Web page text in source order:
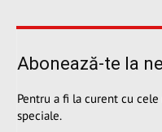
Abonează-te la
Pentru a fi la curent cu
speciale.